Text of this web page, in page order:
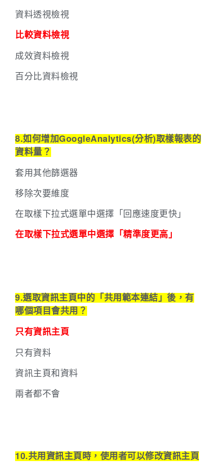
資料透視檢視
比較資料檢視
成效資料檢視
百分比資料檢視
8.如何增加GoogleAnalytics(分析)取樣報表的
資料量？
套用其他篩選器
移除次要維度
在取樣下拉式選單中選擇「回應速度更快」
在取樣下拉式選單中選擇「精準度更高」
9.選取資訊主頁中的「共用範本連結」後，有
哪個項目會共用？
只有資訊主頁
只有資料
資訊主頁和資料
兩者都不會
10.共用資訊主頁時，使用者可以修改資訊主頁